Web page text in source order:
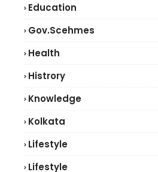
Education
Gov.scehmes
Health
Histrory
Knowledge
Kolkata
Lifestyle
Lifestyle